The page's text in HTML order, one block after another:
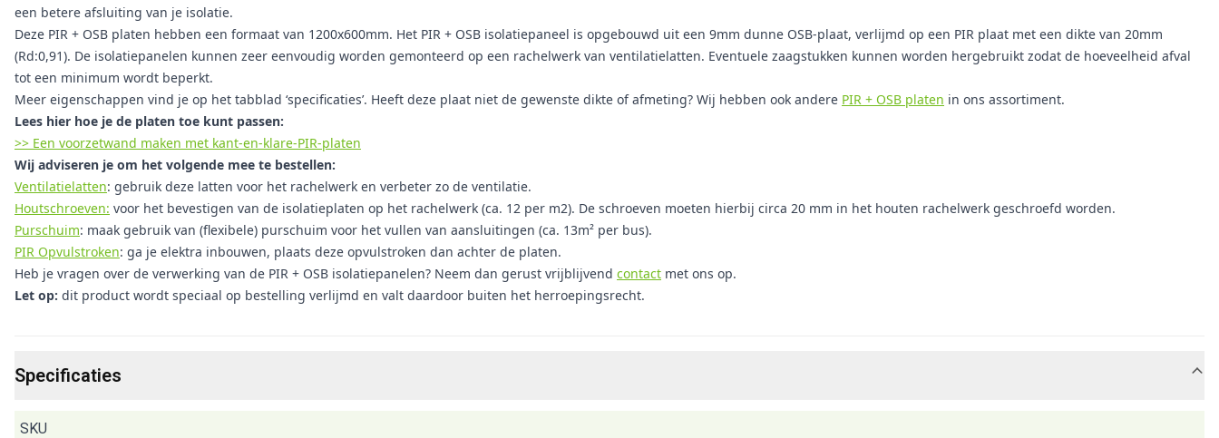
een betere afsluiting van je isolatie.
Deze PIR + OSB platen hebben een formaat van 1200x600mm. Het PIR + OSB isolatiepaneel is opgebouwd uit een 9mm dunne OSB-plaat, verlijmd op een PIR plaat met een dikte van 20mm
(Rd:0,91). De isolatiepanelen kunnen zeer eenvoudig worden gemonteerd op een rachelwerk van ventilatielatten. Eventuele zaagstukken kunnen worden hergebruikt zodat de hoeveelheid afval
tot een minimum wordt beperkt.
Meer eigenschappen vind je op het tabblad ‘specificaties’. Heeft deze plaat niet de gewenste dikte of afmeting? Wij hebben ook andere PIR + OSB platen in ons assortiment.
Lees hier hoe je de platen toe kunt passen:
>> Een voorzetwand maken met kant-en-klare-PIR-platen
Wij adviseren je om het volgende mee te bestellen:
Ventilatielatten: gebruik deze latten voor het rachelwerk en verbeter zo de ventilatie.
Houtschroeven: voor het bevestigen van de isolatieplaten op het rachelwerk (ca. 12 per m2). De schroeven moeten hierbij circa 20 mm in het houten rachelwerk geschroefd worden.
Purschuim: maak gebruik van (flexibele) purschuim voor het vullen van aansluitingen (ca. 13m² per bus).
PIR Opvulstroken: ga je elektra inbouwen, plaats deze opvulstroken dan achter de platen.
Heb je vragen over de verwerking van de PIR + OSB isolatiepanelen? Neem dan gerust vrijblijvend contact met ons op.
Let op: dit product wordt speciaal op bestelling verlijmd en valt daardoor buiten het herroepingsrecht.
Specificaties
SKU